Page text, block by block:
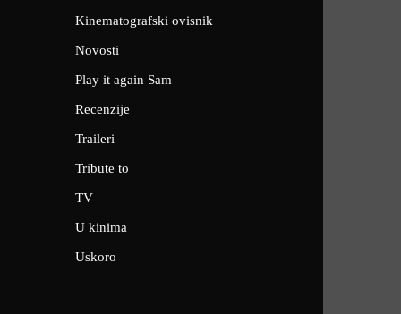
Kinematografski ovisnik
Novosti
Play it again Sam
Recenzije
Traileri
Tribute to
TV
U kinima
Uskoro